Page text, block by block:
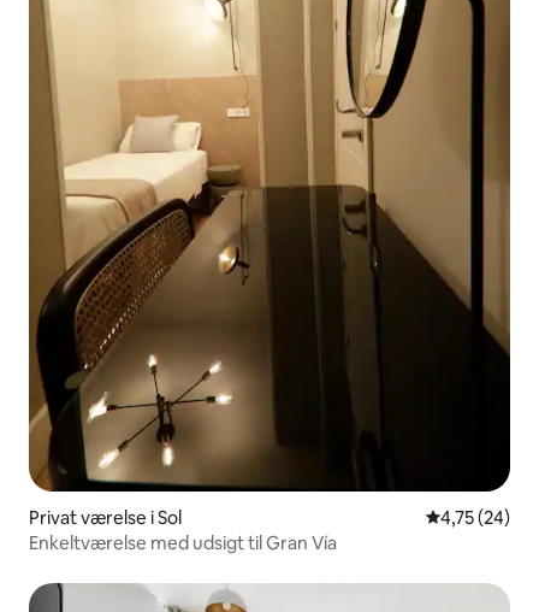
Privat værelse i Sol 4,75 ud af 5
4,75 (24)
Enkeltværelse med udsigt til Gran Vía